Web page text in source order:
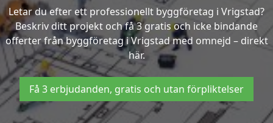
Letar du efter ett professionellt byggföretag i Vrigstad?
Beskriv ditt projekt och få 3 gratis och icke bindande
offerter från byggföretag i Vrigstad med omnejd – direkt
här.
Få 3 erbjudanden, gratis och utan förpliktelser